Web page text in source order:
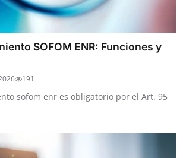
SOFOM ENR: Funciones y
191
sofom enr es obligatorio por el Art. 95